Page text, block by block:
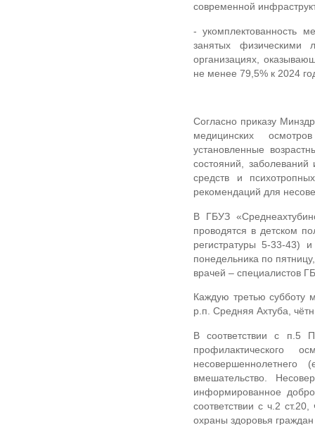
современной
- укомплектованность
занятых физическими
организациях,
не менее 79,5% к 2024
Согласно приказу
медицинских
установленные
состояний, заболеваний
средств и
рекомендаций для
В ГБУЗ
проводятся в детском
регистратуры 5-33-43)
понедельника по
врачей – специалистов
Каждую третью субботу
р.п. Средняя Ахтуба,
В соответствии с п.5
профилактического
вмешательство.
информированное
соответствии с ч.2
охраны здоровья